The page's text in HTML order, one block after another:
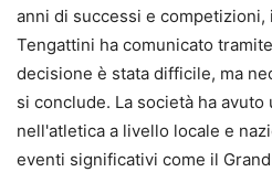
anni di successi e competizioni,
Tengattini ha comunicato
decisione è stata difficile, ma
si conclude. La società ha
nell'atletica a livello locale e
eventi significativi come il